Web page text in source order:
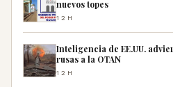
nuevos topes
12H
Inteligencia de EE.UU.
rusas a la OTAN
12H